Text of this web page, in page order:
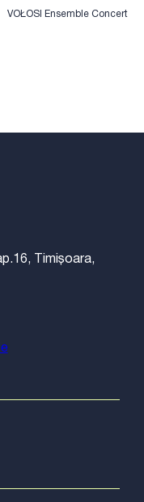
VOŁOSI Ensemble Concert
Timișoara,